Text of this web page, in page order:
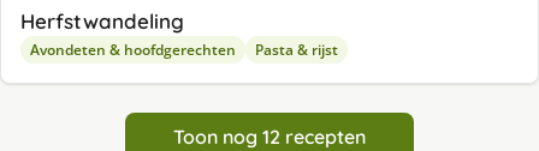
Herfstwandeling
Avondeten & hoofdgerechten Pasta & rijst
Toon nog 12 recepten